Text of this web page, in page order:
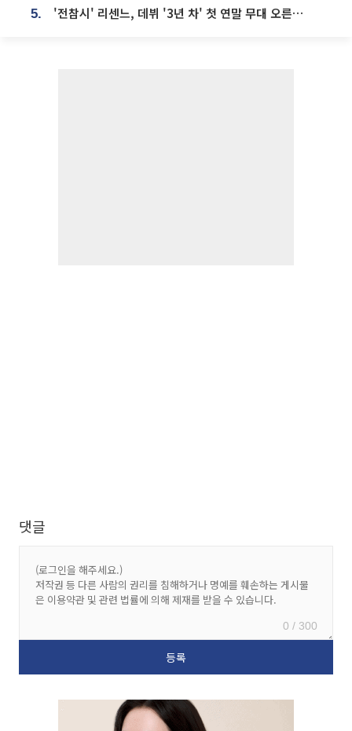
5. '전참시' 리센느, 데뷔 '3년 차' 첫 연말 무대 오른다⋯"그동안 섭외 안 와"
댓글
0 / 300